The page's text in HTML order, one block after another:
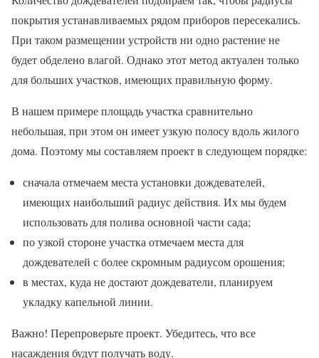
покрытия устанавливаемых рядом приборов пересекались.
При таком размещении устройств ни одно растение не
будет обделено влагой. Однако этот метод актуален только
для больших участков, имеющих правильную форму.
В нашем примере площадь участка сравнительно
небольшая, при этом он имеет узкую полосу вдоль жилого
дома. Поэтому мы составляем проект в следующем порядке:
сначала отмечаем места установки дождевателей,
имеющих наибольший радиус действия. Их мы будем
использовать для полива основной части сада;
по узкой стороне участка отмечаем места для
дождевателей с более скромным радиусом орошения;
в местах, куда не достают дождеватели, планируем
укладку капельной линии.
Важно! Перепроверьте проект. Убедитесь, что все
насаждения будут получать воду.